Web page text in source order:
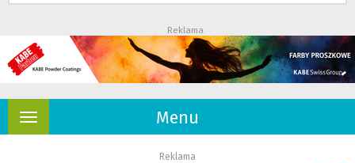
Reklama
Menu
Rozwiń
Reklama